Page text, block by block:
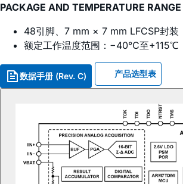
PACKAGE AND TEMPERATURE RANGE
48引脚、7 mm × 7 mm LFCSP封装
额定工作温度范围：−40°C至+115℃
数据手册 (Rev. C) 产品选型表